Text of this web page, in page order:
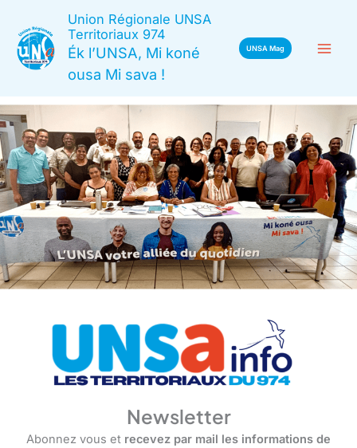
contenu
Union Régionale UNSA
Territoriaux 974
Ék l’UNSA, Mi koné
ousa Mi sava !
UNSA Mag
Newsletter
Abonnez vous et recevez par mail les informations de